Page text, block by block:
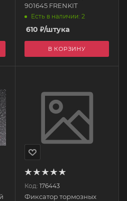
901645 FRENKIT
Есть в наличии: 2
610 ₽/штука
В КОРЗИНУ
Код: 176443
Фиксатор тормозных